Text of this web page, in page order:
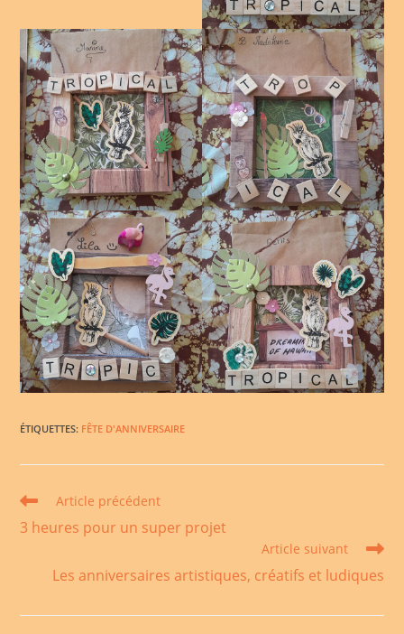
ÉTIQUETTES: FÊTE D'ANNIVERSAIRE
Read
articles
Article précédent
3 heures pour un super projet
Article suivant
Les anniversaires artistiques, créatifs et ludiques